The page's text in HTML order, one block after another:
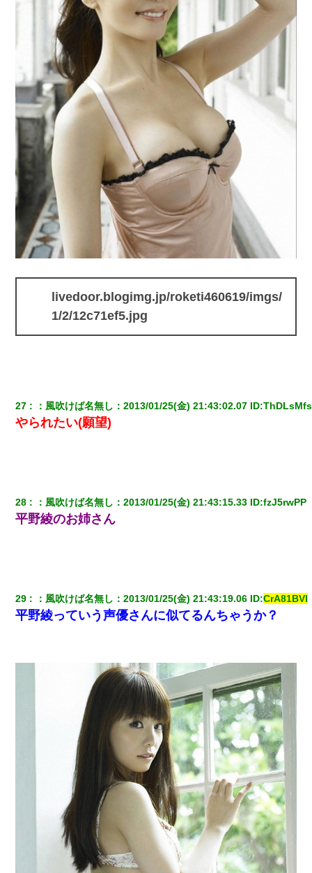
livedoor.blogimg.jp/roketi460619/imgs/
1/2/12c71ef5.jpg
27 ： 風吹けば名無し ：2013/01/25(金) 21:43:02.07 ID:ThDLsMfs
やられたい(願望)
28 ： 風吹けば名無し ：2013/01/25(金) 21:43:15.33 ID:fzJ5rwPP
平野綾のお姉さん
29 ： 風吹けば名無し ：2013/01/25(金) 21:43:19.06 ID:CrA81BVl
平野綾っていう声優さんに似てるんちゃうか？